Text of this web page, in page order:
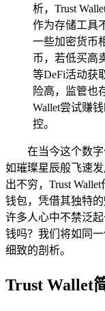
析，Trust
作为存储工具
一些加密货币
币，若低买高
等DeFi活动获
险高，监管也
Wallet尝试赚
控。
在当今这个数
如璀璨星辰般飞速
出不穷，Trust
钱包，凭借其独特
许多人心中不禁泛
钱吗？我们将如同
细致的剖析。
Trust Wallet